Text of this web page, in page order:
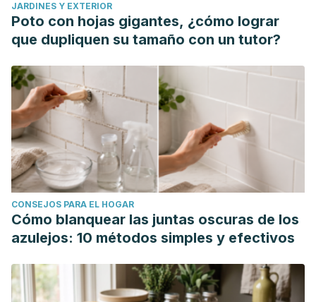
Hyperactivity, concentration difficulties and impulsiveness
improve during seven weeks’ treatment with valerian root
Phytomedicine,
(8-9), 1098-1103. Disponible en:
https://pubmed.ncbi.nlm.nih.gov/24837472/
Hadley, S. & Petry, J. J. (2003). Valerian.
American family
physician
67
(8), 1755–1758. Disponible en:
https://www.aafp.org/pubs/afp/issues/2003/0415/p1755.html
Hubner, R., van Haselen, R. & Klein, P. (2009).
Effectiveness of the homeopathic preparation Neurexan®
compared with that of commonly used valerian-based
preparations for the treatment of
nervousness/restlessness–an observational study.
Scientific World Journal,9, 733-745. Disponible en:
https://www.hindawi.com/journals/tswj/2009/563750/
JARDINES Y EXTERIOR
Poto con hojas gigantes, ¿cómo lograr
que dupliquen su tamaño con un tutor?
CONSEJOS PARA EL HOGAR
Cómo blanquear las juntas oscuras de los
azulejos: 10 métodos simples y efectivos